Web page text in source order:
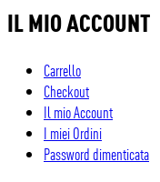
IL MIO ACCOUNT
Carrello
Checkout
Il mio Account
I miei Ordini
Password dimenticata